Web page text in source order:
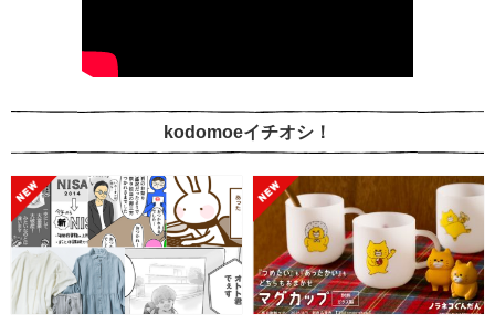
kodomoeイチオシ！